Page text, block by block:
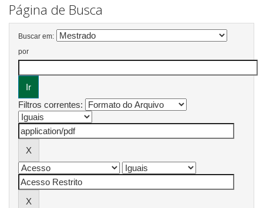
Página de Busca
Buscar em:
por
Filtros correntes: